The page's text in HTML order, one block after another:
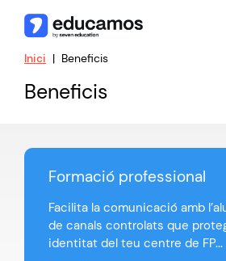
Inici Beneficis
Beneficis
Formació professional
Facilita la comunicació amb
de canals controlats que
identitat del teu centre de FP...